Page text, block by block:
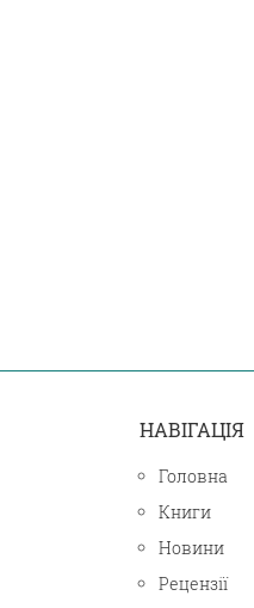
НАВІГАЦІЯ
Головна
Книги
Новини
Рецензії